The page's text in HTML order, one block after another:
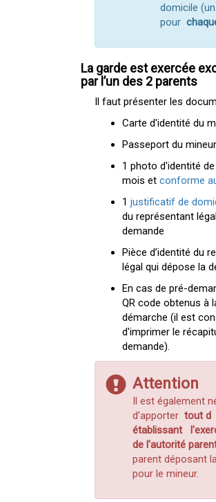
domicile (un
pour
La garde est exercée
par l’un des 2 parents
Il faut présenter les
Carte d'identité du
Passeport du mineur
1 photo d'identité
mois etconforme
1justificatif de
du représentant
demande
Pièce d’identité du
légal qui dépose la
En cas de pré-
QR code obtenus à
démarche (il est
d'imprimer le
demande).
Attention
Il est également
d’apportertout d
établissant
de l'autorité
parent déposant
pour le mineur.